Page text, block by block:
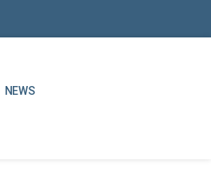
NEWS